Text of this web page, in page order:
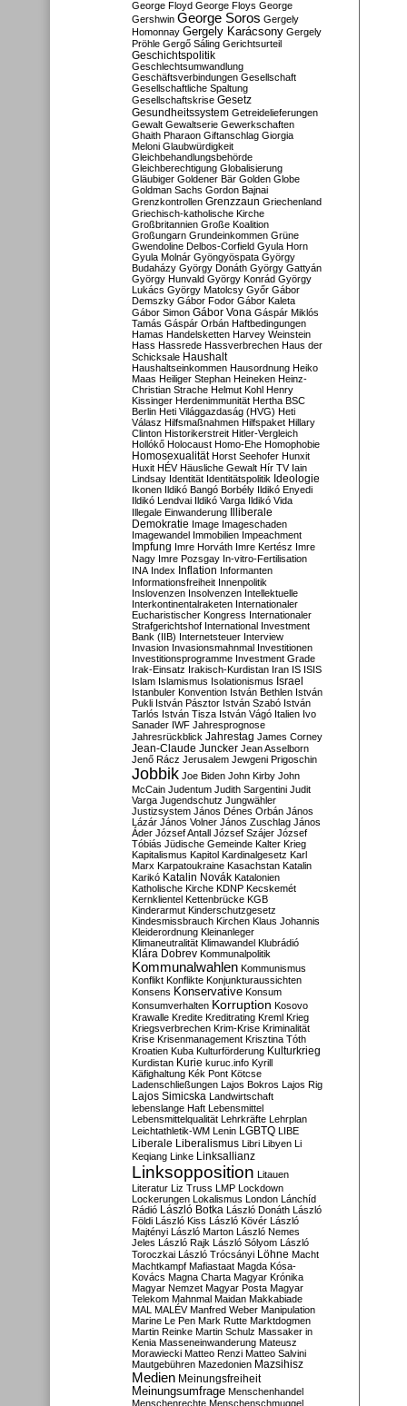
George Floyd George Floys George
Gershwin George Soros Gergely
Homonnay Gergely Karácsony Gergely
Pröhle Gergő Sáling Gerichtsurteil
Geschichtspolitik
Geschlechtsumwandlung
Geschäftsverbindungen Gesellschaft
Gesellschaftliche Spaltung
Gesellschaftskrise Gesetz
Gesundheitssystem Getreidelieferungen
Gewalt Gewaltserie Gewerkschaften
Ghaith Pharaon Giftanschlag Giorgia
Meloni Glaubwürdigkeit
Gleichbehandlungsbehörde
Gleichberechtigung Globalisierung
Gläubiger Goldener Bär Golden Globe
Goldman Sachs Gordon Bajnai
Grenzkontrollen Grenzzaun Griechenland
Griechisch-katholische Kirche
Großbritannien Große Koalition
Großungarn Grundeinkommen Grüne
Gwendoline Delbos-Corfield Gyula Horn
Gyula Molnár Gyöngyöspata György
Budaházy György Donáth György Gattyán
György Hunvald György Konrád György
Lukács György Matolcsy Győr Gábor
Demszky Gábor Fodor Gábor Kaleta
Gábor Simon Gábor Vona Gáspár Miklós
Tamás Gáspár Orbán Haftbedingungen
Hamas Handelsketten Harvey Weinstein
Hass Hassrede Hassverbrechen Haus der
Schicksale Haushalt
Haushaltseinkommen Hausordnung Heiko
Maas Heiliger Stephan Heineken Heinz-
Christian Strache Helmut Kohl Henry
Kissinger Herdenimmunität Hertha BSC
Berlin Heti Világgazdaság (HVG) Heti
Válasz Hilfsmaßnahmen Hilfspaket Hillary
Clinton Historikerstreit Hitler-Vergleich
Hollókő Holocaust Homo-Ehe Homophobie
Homosexualität Horst Seehofer Hunxit
Huxit HÉV Häusliche Gewalt Hír TV Iain
Lindsay Identität Identitätspolitik Ideologie
Ikonen Ildikó Bangó Borbély Ildikó Enyedi
Ildikó Lendvai Ildikó Varga Ildikó Vida
Illegale Einwanderung Illiberale
Demokratie Image Imageschaden
Imagewandel Immobilien Impeachment
Impfung Imre Horváth Imre Kertész Imre
Nagy Imre Pozsgay In-vitro-Fertilisation
INA Index Inflation Informanten
Informationsfreiheit Innenpolitik
Inslovenzen Insolvenzen Intellektuelle
Interkontinentalraketen Internationaler
Eucharistischer Kongress Internationaler
Strafgerichtshof International Investment
Bank (IIB) Internetsteuer Interview
Invasion Invasionsmahnmal Investitionen
Investitionsprogramme Investment Grade
Irak-Einsatz Irakisch-Kurdistan Iran IS ISIS
Islam Islamismus Isolationismus Israel
Istanbuler Konvention István Bethlen István
Pukli István Pásztor István Szabó István
Tarlós István Tisza István Vágó Italien Ivo
Sanader IWF Jahresprognose
Jahresrückblick Jahrestag James Corney
Jean-Claude Juncker Jean Asselborn
Jenő Rácz Jerusalem Jewgeni Prigoschin
Jobbik Joe Biden John Kirby John
McCain Judentum Judith Sargentini Judit
Varga Jugendschutz Jungwähler
Justizsystem János Dénes Orbán János
Lázár János Volner János Zuschlag János
Áder József Antall József Szájer József
Tóbiás Jüdische Gemeinde Kalter Krieg
Kapitalismus Kapitol Kardinalgesetz Karl
Marx Karpatoukraine Kasachstan Katalin
Karikó Katalin Novák Katalonien
Katholische Kirche KDNP Kecskemét
Kernklientel Kettenbrücke KGB
Kinderarmut Kinderschutzgesetz
Kindesmissbrauch Kirchen Klaus Johannis
Kleiderordnung Kleinanleger
Klimaneutralität Klimawandel Klubrádió
Klára Dobrev Kommunalpolitik
Kommunalwahlen Kommunismus
Konflikt Konflikte Konjunkturaussichten
Konsens Konservative Konsum
Konsumverhalten Korruption Kosovo
Krawalle Kredite Kreditrating Kreml Krieg
Kriegsverbrechen Krim-Krise Kriminalität
Krise Krisenmanagement Krisztina Tóth
Kroatien Kuba Kulturförderung Kulturkrieg
Kurdistan Kurie kuruc.info Kyrill
Käfighaltung Kék Pont Kötcse
Ladenschließungen Lajos Bokros Lajos Rig
Lajos Simicska Landwirtschaft
lebenslange Haft Lebensmittel
Lebensmittelqualität Lehrkräfte Lehrplan
Leichtathletik-WM Lenin LGBTQ LIBE
Liberale Liberalismus Libri Libyen Li
Keqiang Linke Linksallianz
Linksopposition Litauen
Literatur Liz Truss LMP Lockdown
Lockerungen Lokalismus London Lánchíd
Rádió
László Botka László Donáth László
Földi László Kiss László Kövér László
Majtényi László Marton László Nemes
Jeles László Rajk László Sólyom László
Toroczkai László Trócsányi Löhne Macht
Machtkampf Mafiastaat Magda Kósa-
Kovács Magna Charta Magyar Krónika
Magyar Nemzet Magyar Posta Magyar
Telekom Mahnmal Maidan Makkabiade
MAL MALÉV Manfred Weber Manipulation
Marine Le Pen Mark Rutte Marktdogmen
Martin Reinke Martin Schulz Massaker in
Kenia Masseneinwanderung Mateusz
Morawiecki Matteo Renzi Matteo Salvini
Mautgebühren Mazedonien Mazsihisz
Medien Meinungsfreiheit
Meinungsumfrage Menschenhandel
Menschenrechte Menschenschmuggel